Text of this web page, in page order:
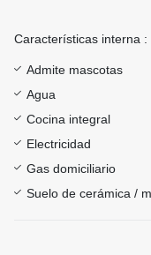
Características interna :
Admite mascotas
Agua
Cocina integral
Electricidad
Gas domiciliario
Suelo de cerámica /